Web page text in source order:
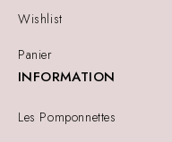
Wishlist
Panier
INFORMATION
Les Pomponnettes